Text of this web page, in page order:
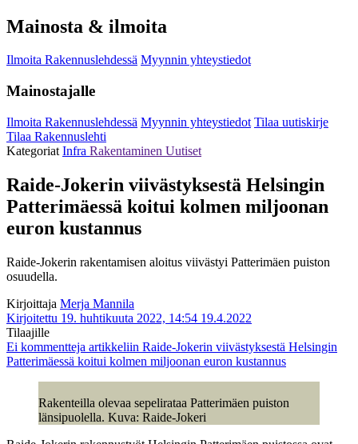
Mainosta & ilmoita
Ilmoita Rakennuslehdessä Myynnin yhteystiedot
Mainostajalle
Ilmoita Rakennuslehdessä Myynnin yhteystiedot Tilaa uutiskirje
Tilaa Rakennuslehti
Kategoriat Infra Rakentaminen Uutiset
Raide-Jokerin viivästyksestä Helsingin
Patterimäessä koitui kolmen miljoonan
euron kustannus
Raide-Jokerin rakentamisen aloitus viivästyi Patterimäen puiston
osuudella.
Kirjoittaja Merja Mannila
Kirjoitettu 19. huhtikuuta 2022, 14:54 19.4.2022
Tilaajille
Ei kommentteja artikkeliin Raide-Jokerin viivästyksestä Helsingin
Patterimäessä koitui kolmen miljoonan euron kustannus
Rakenteilla olevaa sepelirataa Patterimäen puiston
länsipuolella. Kuva: Raide-Jokeri